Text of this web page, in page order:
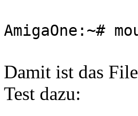
AmigaOne:~#
Damit ist das
Test dazu: